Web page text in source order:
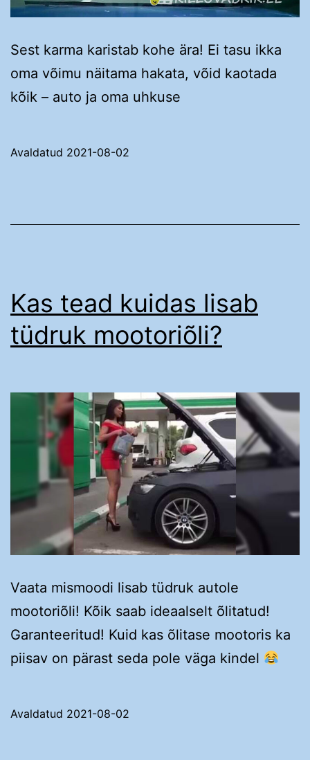
Sest karma karistab kohe ära! Ei tasu ikka
oma võimu näitama hakata, võid kaotada
kõik – auto ja oma uhkuse
Avaldatud 2021-08-02
Kas tead kuidas lisab
tüdruk mootoriõli?
Vaata mismoodi lisab tüdruk autole
mootoriõli! Kõik saab ideaalselt õlitatud!
Garanteeritud! Kuid kas õlitase mootoris ka
piisav on pärast seda pole väga kindel
Avaldatud 2021-08-02